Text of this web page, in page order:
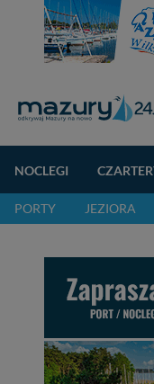
NOCLEGI
PORTY JEZIORA